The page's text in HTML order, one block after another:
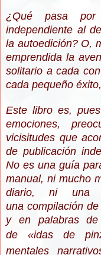
¿Qué pasa
independiente al
la autoedición? O,
emprendida la
solitario a cada
cada pequeño
Este libro es,
emociones,
vicisitudes que
de publicación
No es una guía
manual, ni mucho
diario, ni una
una compilación
y en palabras
de «idas de
mentales